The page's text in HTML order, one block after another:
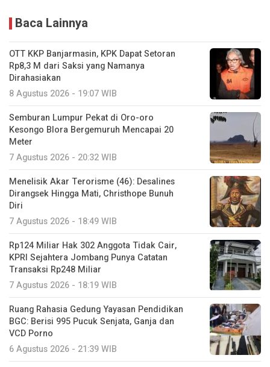
Baca Lainnya
OTT KKP Banjarmasin, KPK Dapat Setoran
Rp8,3 M dari Saksi yang Namanya
Dirahasiakan
8 Agustus 2026 - 19:07 WIB
Semburan Lumpur Pekat di Oro-oro
Kesongo Blora Bergemuruh Mencapai 20
Meter
7 Agustus 2026 - 20:32 WIB
Menelisik Akar Terorisme (46): Desalines
Dirangsek Hingga Mati, Christhope Bunuh
Diri
7 Agustus 2026 - 18:49 WIB
Rp124 Miliar Hak 302 Anggota Tidak Cair,
KPRI Sejahtera Jombang Punya Catatan
Transaksi Rp248 Miliar
7 Agustus 2026 - 18:19 WIB
Ruang Rahasia Gedung Yayasan Pendidikan
BGC: Berisi 995 Pucuk Senjata, Ganja dan
VCD Porno
6 Agustus 2026 - 21:39 WIB